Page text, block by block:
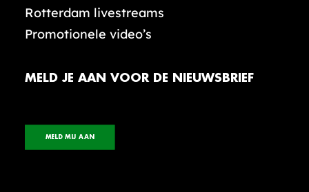
Rotterdam livestreams
Promotionele video’s
MELD JE AAN VOOR DE NIEUWSBRIEF
MELD MIJ AAN